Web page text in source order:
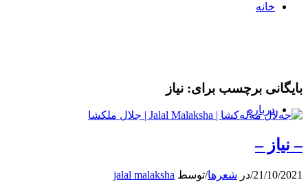
خانه
درباره
بایگانی برچسب برای: نیاز
– نیاز –
21/10/2021
/در شعرها/توسط jalal malaksha